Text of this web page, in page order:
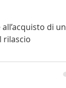
di un
rilascio